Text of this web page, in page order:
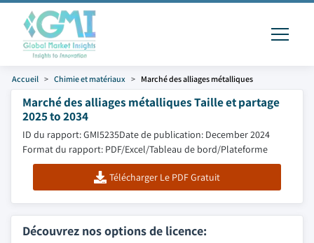
Accueil Chimie et matériaux Marché des alliages métalliques
Marché des alliages métalliques Taille et partage
2025 to 2034
ID du rapport: GMI5235Date de publication: December 2024
Format du rapport: PDF/Excel/Tableau de bord/Plateforme
Télécharger Le PDF Gratuit
Découvrez nos options de licence: